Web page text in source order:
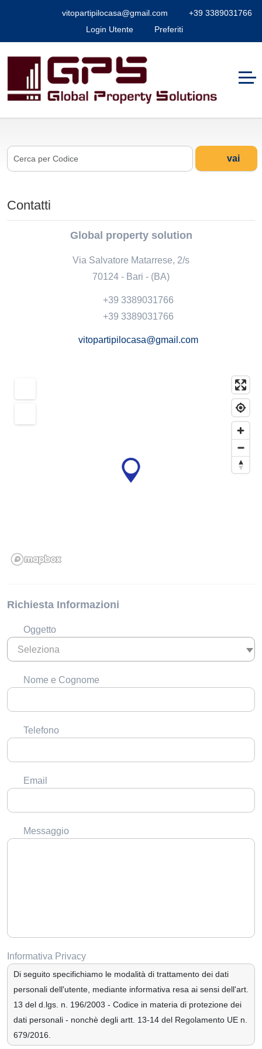
vitopartipilocasa@gmail.com
+39 3389031766
Login Utente
Preferiti
vai
Contatti
Global property solution
Via Salvatore Matarrese, 2/s
70124 - Bari - (BA)
+39 3389031766
+39 3389031766
vitopartipilocasa@gmail.com
Richiesta Informazioni
Oggetto
Seleziona
Nome e Cognome
Telefono
Email
Messaggio
Informativa Privacy